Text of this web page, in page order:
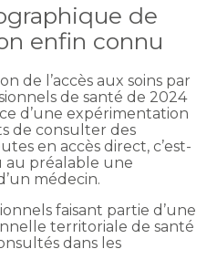
de
enfin connu
de l’accès aux soins par
de santé de 2024
d’une expérimentation
de consulter des
en accès direct, c’est-
au préalable une
médecin.
faisant partie d’une
territoriale de santé
dans les